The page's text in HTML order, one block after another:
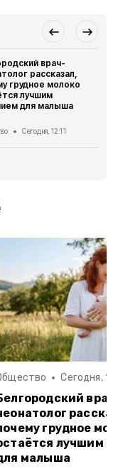
врач-
рассказал,
грудное молоко
лучшим
для малыша
Сегодня, 12:11
Сегодня,
грудное
лучшим
малыша